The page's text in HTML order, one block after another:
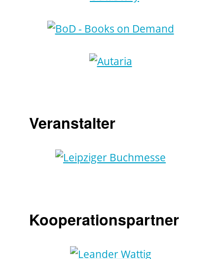
Veranstalter
Kooperationspartner